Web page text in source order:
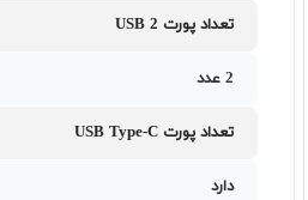
تعداد پورت USB 2
2 عدد
تعداد پورت USB Type-C
دارد